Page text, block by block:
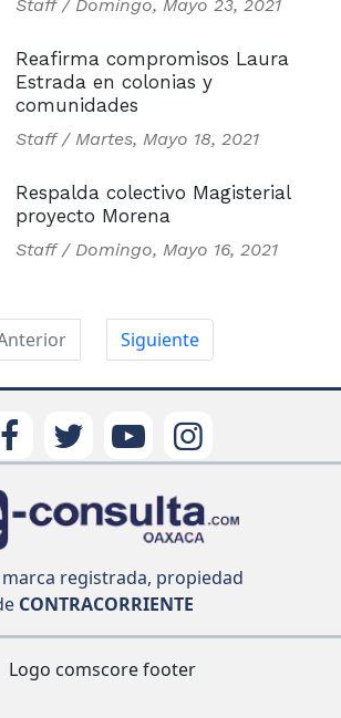
Staff / Domingo, Mayo 23, 2021
Reafirma compromisos Laura
Estrada en colonias y
comunidades
Staff / Martes, Mayo 18, 2021
Respalda colectivo Magisterial
proyecto Morena
Staff / Domingo, Mayo 16, 2021
Siguiente
marca registrada, propiedad
CONTRACORRIENTE